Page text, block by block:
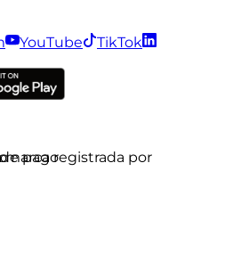
YouTube
TikTok
registrada por